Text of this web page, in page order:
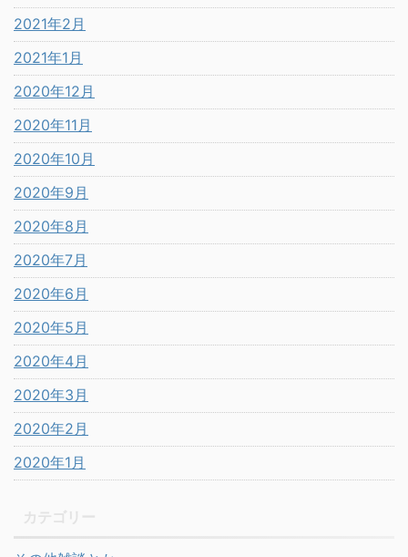
2021年2月
2021年1月
2020年12月
2020年11月
2020年10月
2020年9月
2020年8月
2020年7月
2020年6月
2020年5月
2020年4月
2020年3月
2020年2月
2020年1月